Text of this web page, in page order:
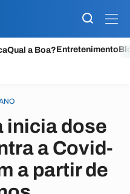
Qual a Boa?Entretenimento
inicia dose
a Covid-
a partir de